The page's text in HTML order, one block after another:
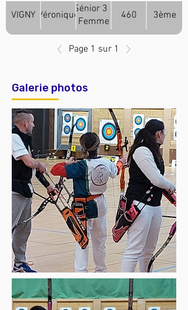
(Arc
Classique)
VIGNY Véronique
Sénior 3 -
Femme
(Arc
Classique)
460 3ème
Page 1 sur 1
Galerie photos